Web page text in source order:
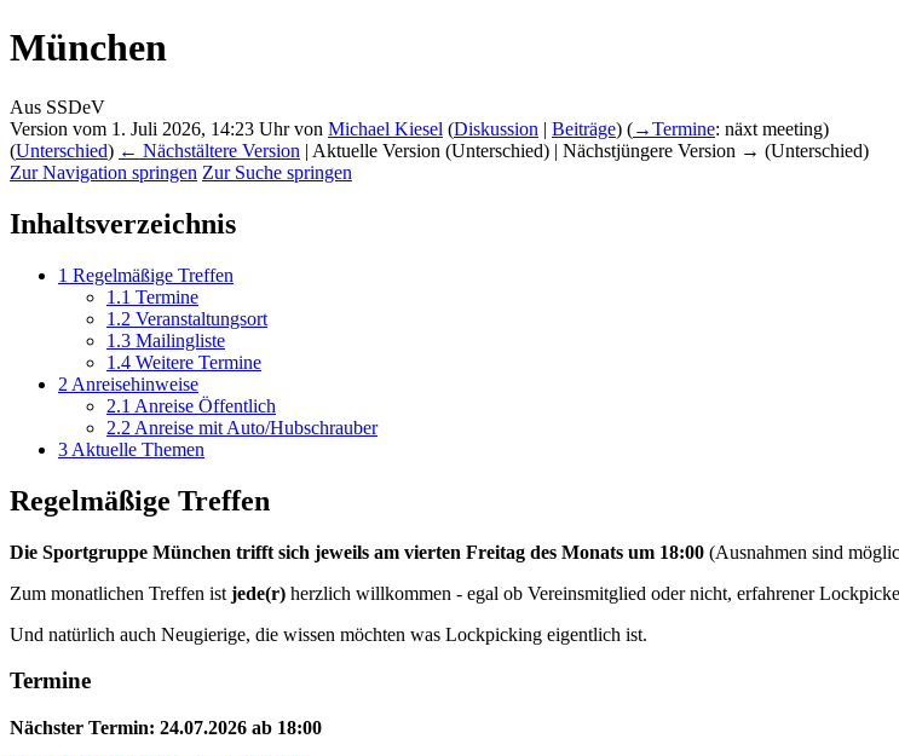
München
Aus SSDeV
Version vom 1. Juli 2026, 14:23 Uhr von Michael Kiesel (Diskussion | Beiträge) (→‎Termine: näxt meeting)
(Unterschied) ← Nächstältere Version | Aktuelle Version (Unterschied) | Nächstjüngere Version → (Unterschied)
Zur Navigation springen Zur Suche springen
Inhaltsverzeichnis
1 Regelmäßige Treffen
1.1 Termine
1.2 Veranstaltungsort
1.3 Mailingliste
1.4 Weitere Termine
2 Anreisehinweise
2.1 Anreise Öffentlich
2.2 Anreise mit Auto/Hubschrauber
3 Aktuelle Themen
Regelmäßige Treffen
Die Sportgruppe München trifft sich jeweils am vierten Freitag des Monats um 18:00 (Ausnahmen sind
Zum monatlichen Treffen ist jede(r) herzlich willkommen - egal ob Vereinsmitglied oder nicht, erfahrener
Und natürlich auch Neugierige, die wissen möchten was Lockpicking eigentlich ist.
Termine
Nächster Termin: 24.07.2026 ab 18:00